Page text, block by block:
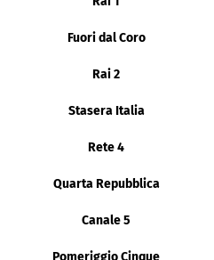
Fuori dal Coro
Rai 2
Stasera Italia
Rete 4
Quarta Repubblica
Canale 5
Pomeriggio Cinque